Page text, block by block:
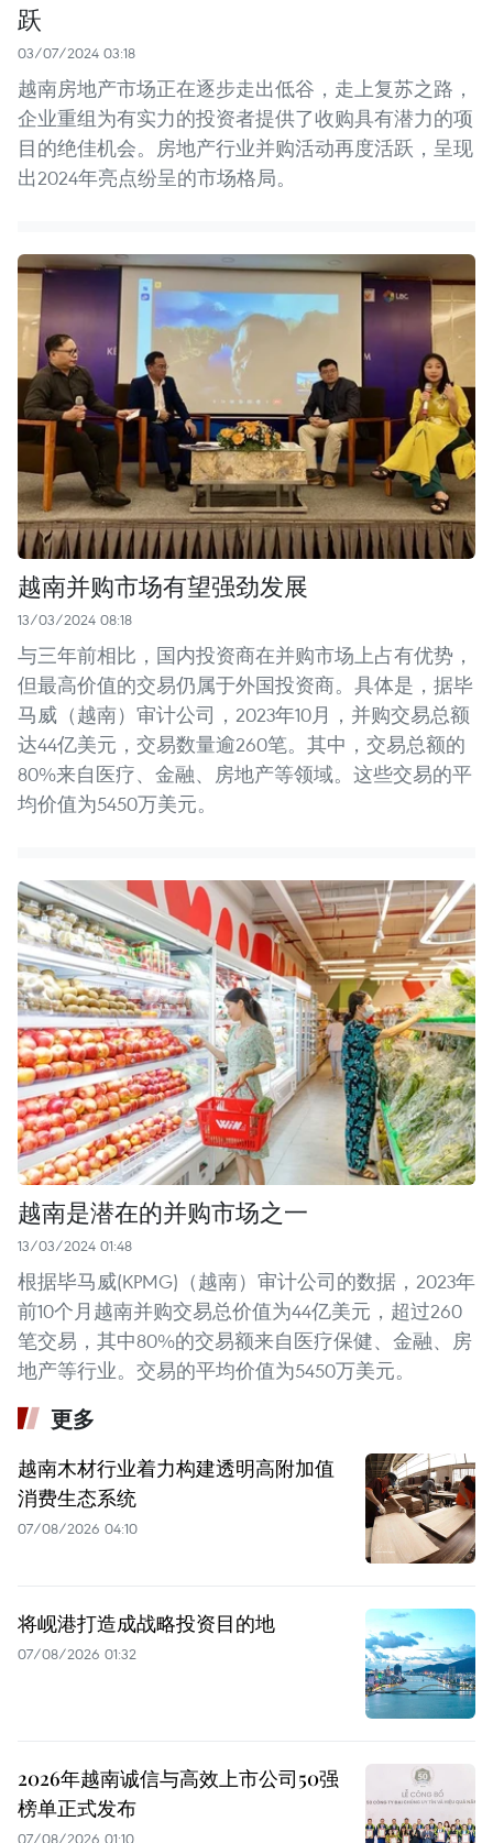
跃
03/07/2024 03:18
越南房地产市场正在逐步走出低谷，走上复苏之路，
企业重组为有实力的投资者提供了收购具有潜力的项
目的绝佳机会。房地产行业并购活动再度活跃，呈现
出2024年亮点纷呈的市场格局。
越南并购市场有望强劲发展
13/03/2024 08:18
与三年前相比，国内投资商在并购市场上占有优势，
但最高价值的交易仍属于外国投资商。具体是，据毕
马威（越南）审计公司，2023年10月，并购交易总额
达44亿美元，交易数量逾260笔。其中，交易总额的
80%来自医疗、金融、房地产等领域。这些交易的平
均价值为5450万美元。
越南是潜在的并购市场之一
13/03/2024 01:48
根据毕马威(KPMG)（越南）审计公司的数据，2023年
前10个月越南并购交易总价值为44亿美元，超过260
笔交易，其中80%的交易额来自医疗保健、金融、房
地产等行业。交易的平均价值为5450万美元。
更多
越南木材行业着力构建透明高附加值
消费生态系统
07/08/2026 04:10
将岘港打造成战略投资目的地
07/08/2026 01:32
2026年越南诚信与高效上市公司50强
榜单正式发布
07/08/2026 01:10